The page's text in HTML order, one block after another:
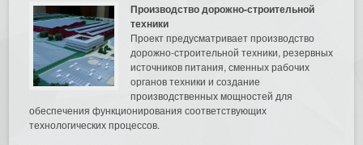
Производство дорожно-строительной
техники
Проект предусматривает производство
дорожно-строительной техники, резервных
источников питания, сменных рабочих
органов техники и создание
производственных мощностей для
обеспечения функционирования соответствующих
технологических процессов.